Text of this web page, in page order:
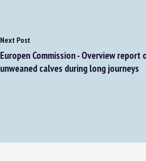
Next Post
Europen Commission - Overview report
unweaned calves during long journeys